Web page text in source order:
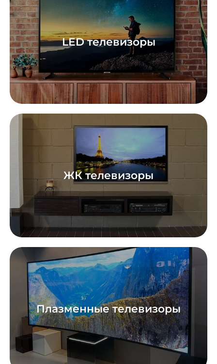
LED телевизоры
ЖК телевизоры
Плазменные телевизоры